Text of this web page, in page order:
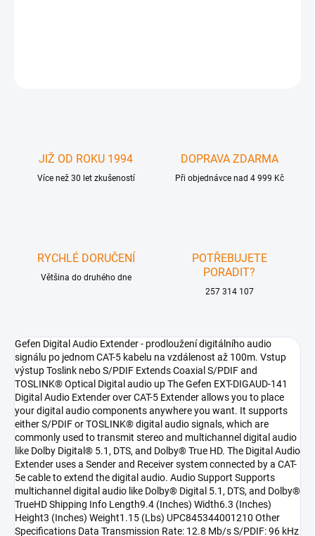
JIŽ OD ROKU 1994
Více než 30 let zkušeností
DOPRAVA ZDARMA
Při objednávce nad 4 999 Kč
RYCHLÉ DORUČENÍ
Většina do druhého dne
POTŘEBUJETE
PORADIT?
257 314 107
Gefen Digital Audio Extender - prodloužení digitálního audio
signálu po jednom CAT-5 kabelu na vzdálenost až 100m. Vstup
výstup Toslink nebo S/PDIF Extends Coaxial S/PDIF and
TOSLINK® Optical Digital audio up The Gefen EXT-DIGAUD-141
Digital Audio Extender over CAT-5 Extender allows you to place
your digital audio components anywhere you want. It supports
either S/PDIF or TOSLINK® digital audio signals, which are
commonly used to transmit stereo and multichannel digital audio
like Dolby Digital® 5.1, DTS, and Dolby® True HD. The Digital Audio
Extender uses a Sender and Receiver system connected by a CAT-
5e cable to extend the digital audio. Audio Support Supports
multichannel digital audio like Dolby® Digital 5.1, DTS, and Dolby®
TrueHD Shipping Info Length9.4 (Inches) Width6.3 (Inches)
Height3 (Inches) Weight1.15 (Lbs) UPC845344001210 Other
Specifications Data Transmission Rate: 12.8 Mb/s S/PDIF: 96 kHz